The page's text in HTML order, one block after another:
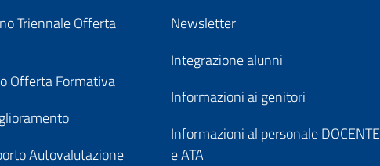
Triennale Offerta
Offerta Formativa
Autovalutazione
Newsletter
Integrazione alunni
Informazioni ai genitori
Informazioni al personale DOCENTE
e ATA